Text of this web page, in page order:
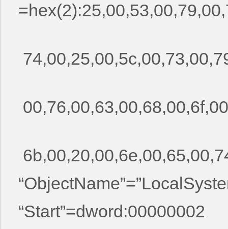
“Start”=dword:00000002